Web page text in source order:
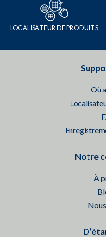
LOCALISATEUR DE PRODUITS
Où
Notre
À